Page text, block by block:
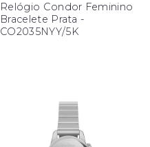
Relógio Condor Feminino
Bracelete Prata -
CO2035NYY/5K